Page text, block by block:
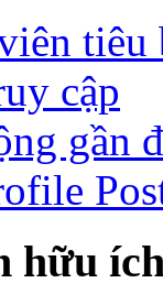
tiêu
cập
gần
hữu